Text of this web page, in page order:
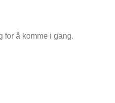
for å komme i gang.